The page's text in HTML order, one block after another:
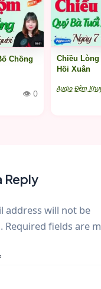
Chồng
👁 0
Chiều Lòng
Hồi Xuân
Audio Đêm
Reply
address will not be
Required fields are